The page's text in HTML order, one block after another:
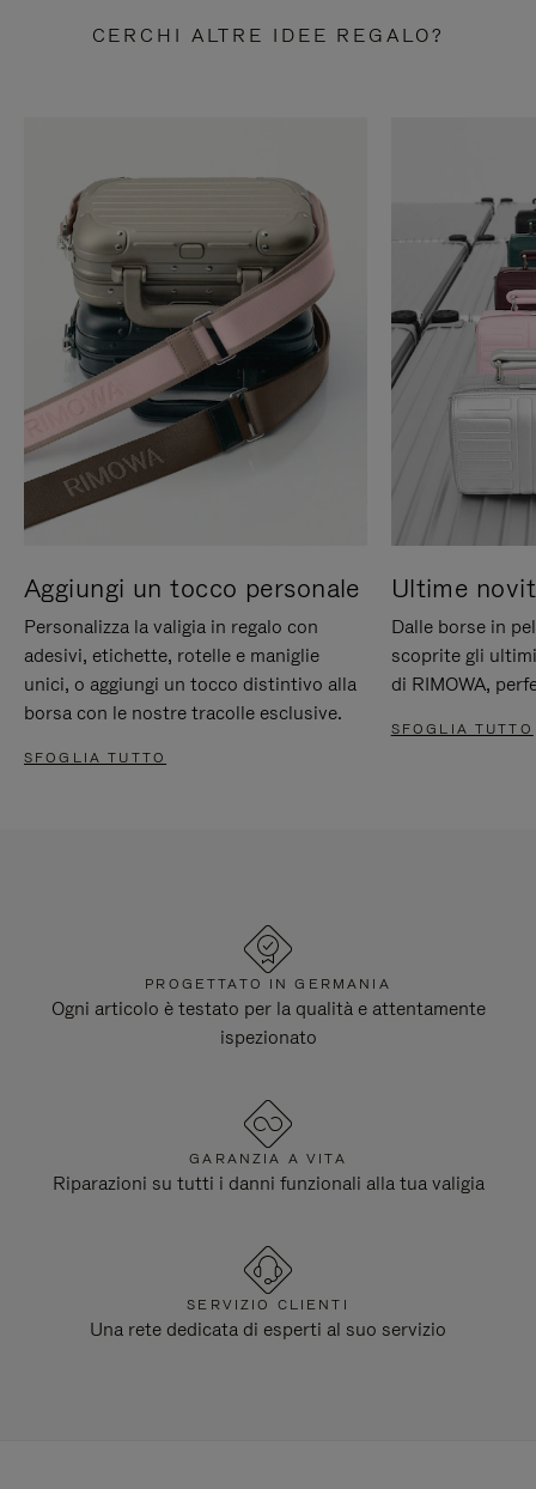
CERCHI ALTRE IDEE REGALO?
Aggiungi un tocco personale
Personalizza la valigia in regalo con
adesivi, etichette, rotelle e maniglie
unici, o aggiungi un tocco distintivo alla
borsa con le nostre tracolle esclusive.
SFOGLIA TUTTO
Ultime
Dalle borse in
scoprite gli
di RIMOWA,
SFOGLIA TUTTO
PROGETTATO IN GERMANIA
Ogni articolo è testato per la qualità e attentamente
ispezionato
GARANZIA A VITA
Riparazioni su tutti i danni funzionali alla tua valigia
SERVIZIO CLIENTI
Una rete dedicata di esperti al suo servizio